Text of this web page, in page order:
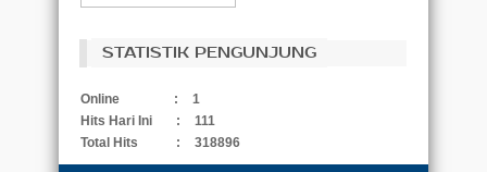
STATISTIK PENGUNJUNG
Online :
1
Hits Hari Ini
:
111
Total Hits
: 318896